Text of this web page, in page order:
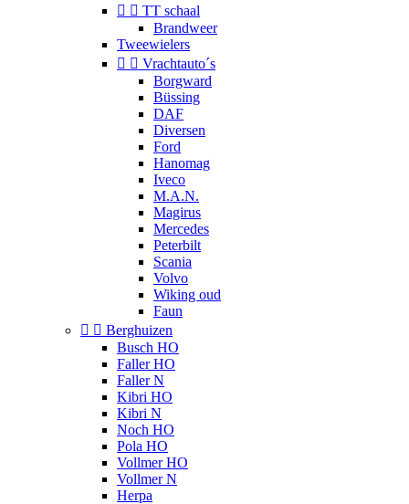
  TT schaal
Brandweer
Tweewielers
  Vrachtauto´s
Borgward
Büssing
DAF
Diversen
Ford
Hanomag
Iveco
M.A.N.
Magirus
Mercedes
Peterbilt
Scania
Volvo
Wiking oud
Faun
  Berghuizen
Busch HO
Faller HO
Faller N
Kibri HO
Kibri N
Noch HO
Pola HO
Vollmer HO
Vollmer N
Herpa